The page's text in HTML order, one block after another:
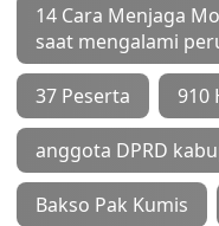
14 Cara Menjaga
saat mengalami
37 Peserta 910
anggota DPRD
Bakso Pak Kumis